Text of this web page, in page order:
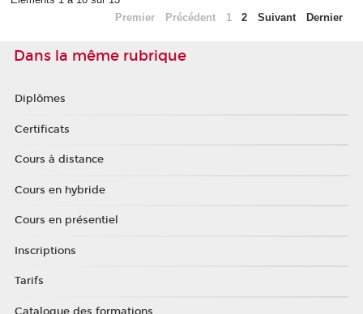
Premier
Précédent 1 2 Suivant Dernier
Dans la même rubrique
Diplômes
Certificats
Cours à distance
Cours en hybride
Cours en présentiel
Inscriptions
Tarifs
Catalogue des formations